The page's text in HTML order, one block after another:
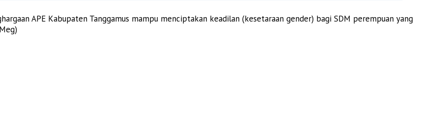
APE Kabupaten Tanggamus mampu menciptakan keadilan (kesetaraan gender) bagi SDM perempuan yang